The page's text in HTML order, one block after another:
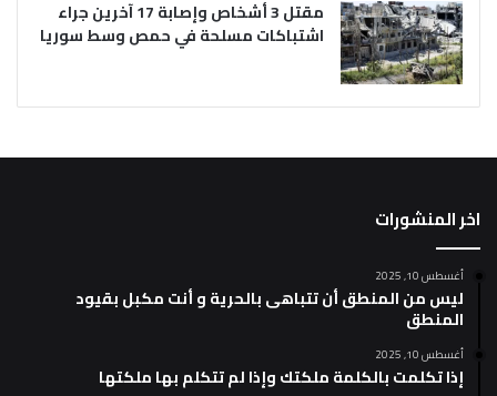
مقتل 3 أشخاص وإصابة 17 آخرين جراء
اشتباكات مسلحة في حمص وسط سوريا
اخر المنشورات
أغسطس 10, 2025
ليس من المنطق أن تتباهى بالحرية و أنت مكبل بقيود
المنطق
أغسطس 10, 2025
إذا تكلمت بالكلمة ملكتك وإذا لم تتكلم بها ملكتها